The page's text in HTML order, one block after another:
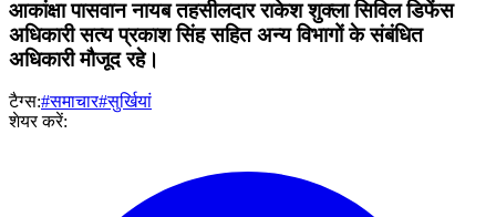
आकांक्षा पासवान नायब तहसीलदार राकेश शुक्ला सिविल डिफेंस
अधिकारी सत्य प्रकाश सिंह सहित अन्य विभागों के संबंधित
अधिकारी मौजूद रहे।
टैग्स:#समाचार#सुर्खियां
शेयर करें: